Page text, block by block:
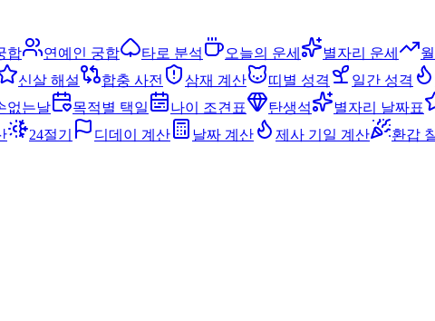
합 연예인 궁합 타로 분석 오늘의 운세 별자리 운세
신살 해설 합충 사전 삼재 계산 띠별 성격 일간 성격
없는날 목적별 택일 나이 조견표 탄생석 별자리 날짜표
24절기 디데이 계산 날짜 계산 제사 기일 계산 환갑